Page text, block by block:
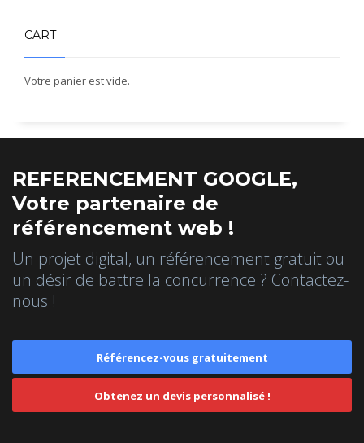
CART
Votre panier est vide.
REFERENCEMENT GOOGLE,
Votre partenaire de
référencement web !
Un projet digital, un référencement gratuit ou
un désir de battre la concurrence ? Contactez-
nous !
Référencez-vous gratuitement
Obtenez un devis personnalisé !